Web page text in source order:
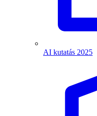
AI kutatás 2025